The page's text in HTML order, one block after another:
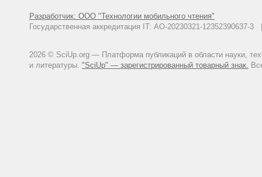
Разработчик: ООО "Технологии мобильного чтения"
Государственная аккредитация IT: АО-20230321-
2026 © SciUp.org — Платформа публикаций в области науки,
и литературы. "SciUp" — зарегистрированный товарный знак.